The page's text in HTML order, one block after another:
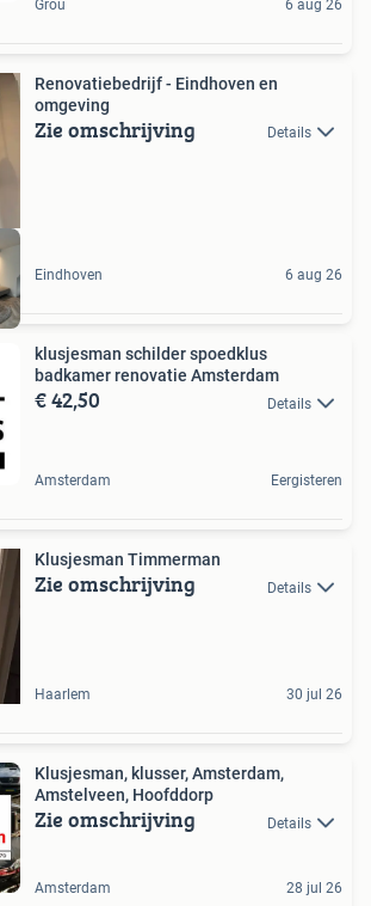
Grou 6 aug 26
Renovatiebedrijf - Eindhoven en
omgeving
Zie omschrijving Details
Eindhoven 6 aug 26
klusjesman schilder spoedklus
badkamer renovatie Amsterdam
€ 42,50 Details
Amsterdam Eergisteren
Klusjesman Timmerman
Zie omschrijving Details
Haarlem 30 jul 26
Klusjesman, klusser, Amsterdam,
Amstelveen, Hoofddorp
Zie omschrijving Details
Amsterdam 28 jul 26